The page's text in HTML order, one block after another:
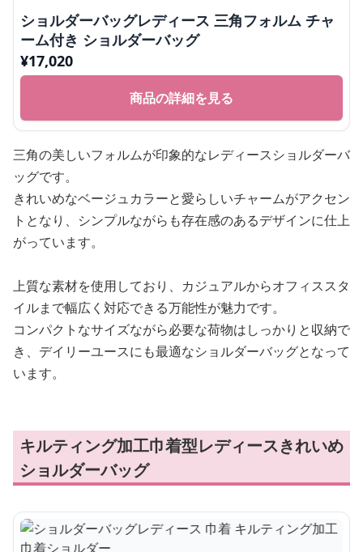
ショルダーバッグレディース 三角フォルム チャ
ーム付き ショルダーバッグ
¥17,020
商品の詳細を見る
三角の美しいフォルムが印象的なレディースショルダーバ
ッグです。
きれいめなベージュカラーと愛らしいチャームがアクセン
トとなり、シンプルながらも存在感のあるデザインに仕上
がっています。
上質な素材を使用しており、カジュアルからオフィススタ
イルまで幅広く対応できる万能性が魅力です。
コンパクトなサイズながら必要な荷物はしっかりと収納で
き、デイリーユースにも最適なショルダーバッグとなって
います。
キルティング加工巾着型レディースきれいめ
ショルダーバッグ